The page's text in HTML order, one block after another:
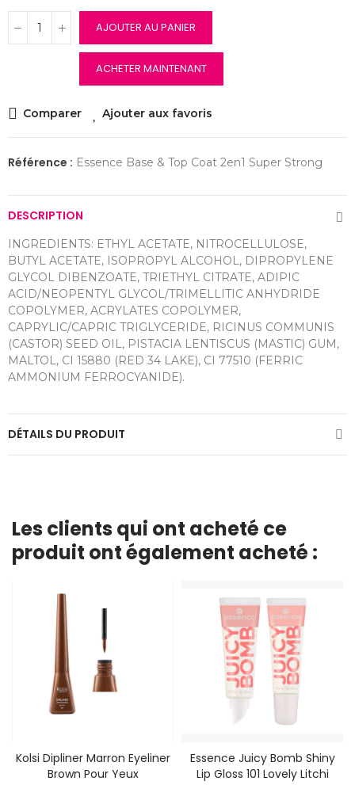
AJOUTER AU PANIER
ACHETER MAINTENANT
Comparer Ajouter aux favoris
Référence : Essence Base & Top Coat 2en1 Super Strong
DESCRIPTION
INGREDIENTS: ETHYL ACETATE, NITROCELLULOSE,
BUTYL ACETATE, ISOPROPYL ALCOHOL, DIPROPYLENE
GLYCOL DIBENZOATE, TRIETHYL CITRATE, ADIPIC
ACID/NEOPENTYL GLYCOL/TRIMELLITIC ANHYDRIDE
COPOLYMER, ACRYLATES COPOLYMER,
CAPRYLIC/CAPRIC TRIGLYCERIDE, RICINUS COMMUNIS
(CASTOR) SEED OIL, PISTACIA LENTISCUS (MASTIC) GUM,
MALTOL, CI 15880 (RED 34 LAKE), CI 77510 (FERRIC
AMMONIUM FERROCYANIDE).
DÉTAILS DU PRODUIT
Les clients qui ont acheté ce
produit ont également acheté :
Kolsi Dipliner Marron Eyeliner
Brown Pour Yeux
Essence Juicy Bomb Shiny
Lip Gloss 101 Lovely Litchi